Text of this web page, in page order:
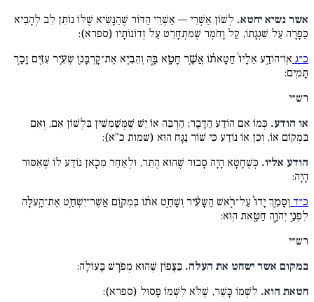
אשר נשיא יחטא. לְשׁוֹן אַשְׁרֵי — אַשְׁרֵי הַדּוֹר שֶׁהַנָּשִׂיא שֶׁלּוֹ נוֹתֵן לֵב לְהָבִיא
כַּפָּרָה עַל שִׁגְגָתוֹ, קַל וָחֹמֶר שֶׁמִּתְחָרֵט עַל זְדוֹנוֹתָיו (ספרא):
כ״ג אֽוֹ־הוֹדַ֤ע אֵלָיו֙ חַטָּאת֔וֹ אֲשֶׁ֥ר חָטָ֖א בָּ֑הּ וְהֵבִ֧יא אֶת־קָרְבָּנ֛וֹ שְׂעִ֥יר עִזִּ֖ים זָכָ֥ר
תָּמִֽים:
רש״י
או הודע. כְּמוֹ אִם הוֹדַע הַדָּבָר; הַרְבֵּה אוֹ יֵשׁ שֶׁמְּשַׁמְּשִׁין בִּלְשׁוֹן אִם, וְאִם
בִּמְקוֹם אוֹ, וְכֵן אוֹ נוֹדַע כִּי שׁוֹר נַגָּח הוּא (שמות כ"א):
הודע אליו. כְּשֶׁחָטָא הָיָה סָבוּר שֶׁהוּא הֶתֵּר, וּלְאַחַר מִכָּאן נוֹדַע לוֹ שֶׁאִסּוּר
הָיָה:
כ״ד וְסָמַ֤ךְ יָדוֹ֙ עַל־רֹ֣אשׁ הַשָּׂעִ֔יר וְשָׁחַ֣ט אֹת֔וֹ בִּמְק֛וֹם אֲשֶׁר־יִשְׁחַ֥ט אֶת־הָֽעֹלָ֖ה
לִפְנֵ֣י יְהֹוָ֑ה חַטָּ֖את הֽוּא:
רש״י
במקום אשר ישחט את העלה. בַּצָּפוֹן שֶׁהוּא מְפֹרָשׁ בָּעוֹלָה:
חטאת הוא. לִשְׁמוֹ כָּשֵׁר, שֶׁלֹּא לִשְׁמוֹ פָּסוּל (ספרא):